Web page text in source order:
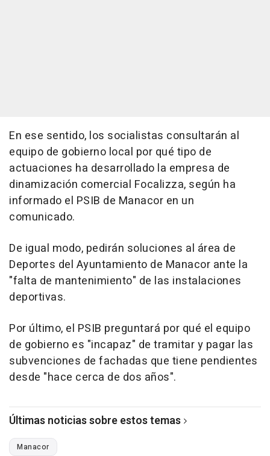
En ese sentido, los socialistas consultarán al
equipo de gobierno local por qué tipo de
actuaciones ha desarrollado la empresa de
dinamización comercial Focalizza, según ha
informado el PSIB de Manacor en un
comunicado.
De igual modo, pedirán soluciones al área de
Deportes del Ayuntamiento de Manacor ante la
"falta de mantenimiento" de las instalaciones
deportivas.
Por último, el PSIB preguntará por qué el equipo
de gobierno es "incapaz" de tramitar y pagar las
subvenciones de fachadas que tiene pendientes
desde "hace cerca de dos años".
Últimas noticias sobre estos temas
Manacor